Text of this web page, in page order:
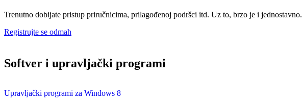
Trenutno dobijate pristup priručnicima, prilagođenoj podršci itd. Uz to, brzo je i jednostavno.
Registrujte se odmah
Softver i upravljački programi
Upravljački programi za Windows 8